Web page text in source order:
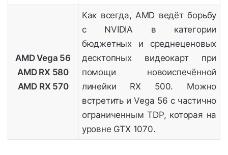
AMD Vega 56
AMD RX 580
AMD RX 570
Как всегда, AMD ведёт борьбу
с NVIDIA в категории
бюджетных и среднеценовых
десктопных видеокарт при
помощи новоиспечённой
линейки RX 500. Можно
встретить и Vega 56 с частично
ограниченным TDP, которая на
уровне GTX 1070.